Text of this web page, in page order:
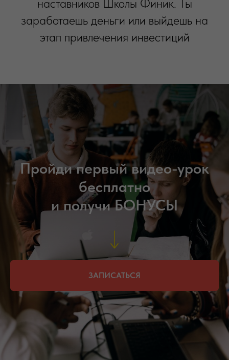
наставников Школы Финик. Ты
заработаешь деньги или выйдешь на
этап привлечения инвестиций
Пройди первый видео-урок
бесплатно
и получи БОНУСЫ
ЗАПИСАТЬСЯ